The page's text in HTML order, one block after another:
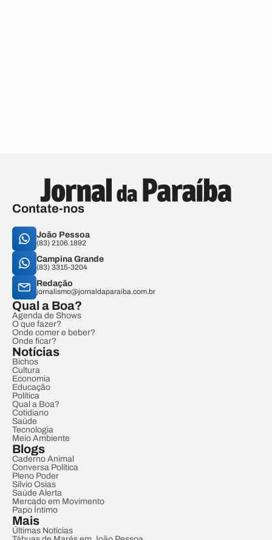
Contate-nos
João Pessoa
(83) 2106.1892
Campina Grande
(83) 3315-3204
Redação
jornalismo@jornaldaparaiba.com.br
Qual a Boa?
Agenda de Shows
O que fazer?
Onde comer e beber?
Onde ficar?
Notícias
Bichos
Cultura
Economia
Educação
Política
Qual a Boa?
Cotidiano
Saúde
Tecnologia
Meio Ambiente
Blogs
Caderno Animal
Conversa Política
Pleno Poder
Sílvio Osias
Saúde Alerta
Mercado em Movimento
Papo Íntimo
Mais
Últimas Notícias